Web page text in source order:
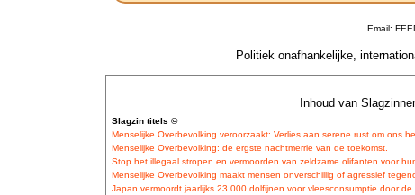
Email:
Politiek onafhankelijke,
Inhoud van
Slagzin titels ©
Menselijke Overbevolking veroorzaakt: Verlies aan serene rust om ons
Menselijke Overbevolking: de ergste nachtmerrie van de toekomst.
Stop het illegaal stropen en vermoorden van zeldzame olifanten voor
Menselijke Overbevolking maakt mensen onverschillig of agressief
Japan vermoordt jaarlijks 23.000 dolfijnen voor vleesconsumptie door de